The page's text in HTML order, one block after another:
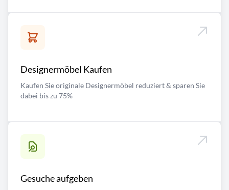
Designermöbel Kaufen
Kaufen Sie originale Designermöbel reduziert & sparen Sie
dabei bis zu 75%
Gesuche aufgeben